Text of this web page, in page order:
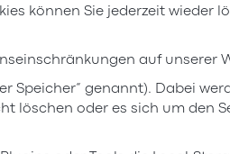
können Sie jederzeit wieder
auf unserer
Speicher“ genannt). Dabei
löschen oder es sich um den